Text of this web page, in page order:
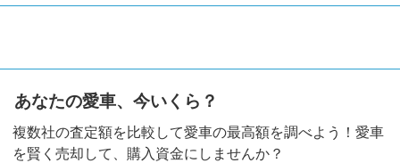
あなたの愛車、今いくら？
複数社の査定額を比較して愛車の最高額を調べよう！愛車
を賢く売却して、購入資金にしませんか？